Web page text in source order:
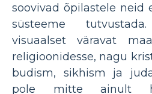
soovivad õpilastele neid
süsteeme
visuaalset väravat
religioonidesse, nagu
budism, sikhism ja
pole mitte ainult